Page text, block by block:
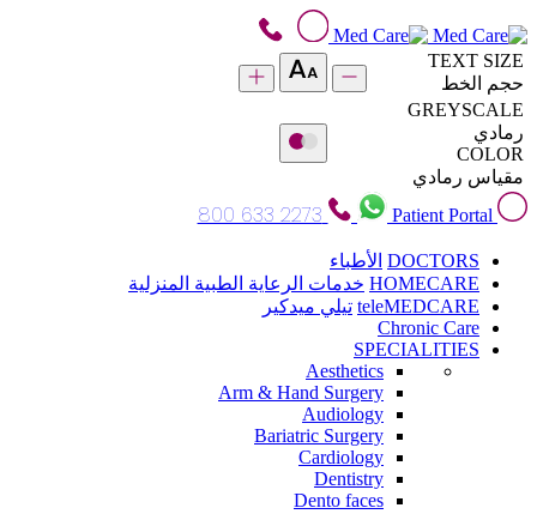
TEXT SIZE
حجم الخط
GREYSCALE
رمادي
COLOR
مقياس رمادي
Patient Portal
800 633 2273
DOCTORS الأطباء
HOMECARE خدمات الرعاية الطبية المنزلية
teleMEDCARE تيلي ميدكير
Chronic Care
SPECIALITIES
Aesthetics
Arm & Hand Surgery
Audiology
Bariatric Surgery
Cardiology
Dentistry
Dento faces